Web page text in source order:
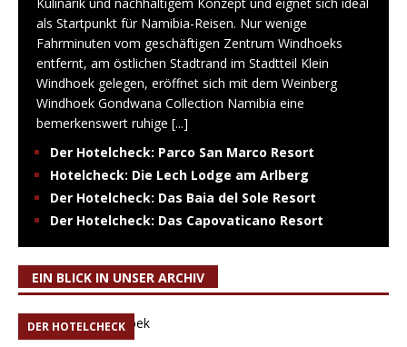
als Startpunkt für Namibia-Reisen. Nur wenige
Fahrminuten vom geschäftigen Zentrum Windhoeks
entfernt, am östlichen Stadtrand im Stadtteil Klein
Windhoek gelegen, eröffnet sich mit dem Weinberg
Windhoek Gondwana Collection Namibia eine
bemerkenswert ruhige [...]
Der Hotelcheck: Parco San Marco Resort
Hotelcheck: Die Lech Lodge am Arlberg
Der Hotelcheck: Das Baia del Sole Resort
Der Hotelcheck: Das Capovaticano Resort
EIN BLICK IN UNSER ARCHIV
DER HOTELCHECK